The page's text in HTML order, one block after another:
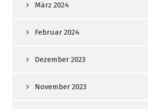
März 2024
Februar 2024
Dezember 2023
November 2023